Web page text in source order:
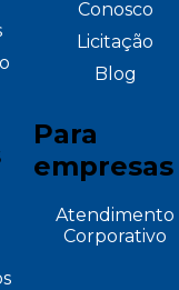
Conosco
Licitação
Blog
Para
empresas
Atendimento
Corporativo